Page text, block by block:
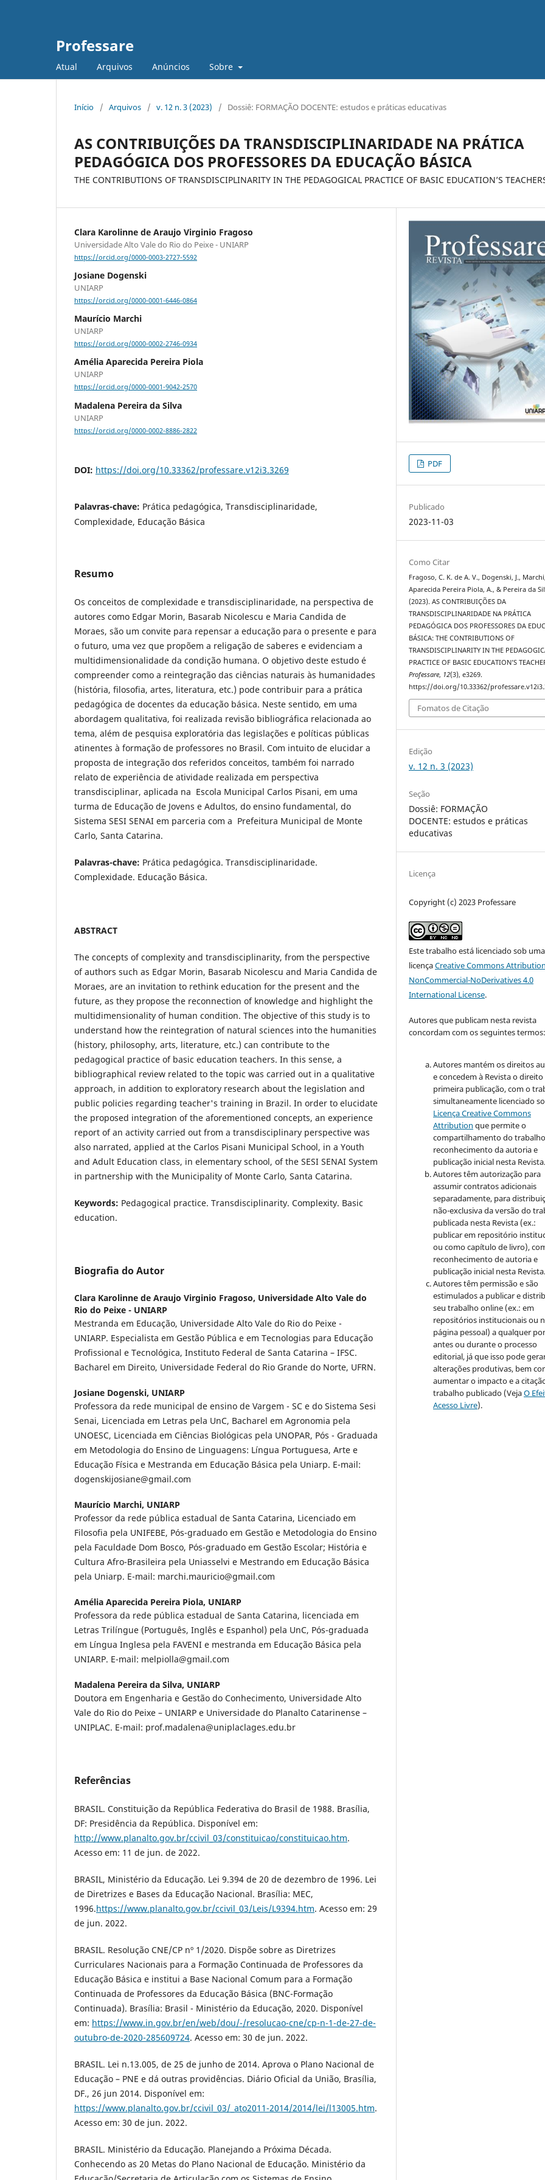
Professare
Atual Arquivos Anúncios Sobre
Início / Arquivos / v. 12 n. 3 (2023) / Dossiê: FORMAÇÃO DOCENTE: estudos e práticas educativas
AS CONTRIBUIÇÕES DA TRANSDISCIPLINARIDADE NA PRÁTICA
PEDAGÓGICA DOS PROFESSORES DA EDUCAÇÃO BÁSICA
THE CONTRIBUTIONS OF TRANSDISCIPLINARITY IN THE PEDAGOGICAL PRACTICE OF BASIC EDUCATION’S
Clara Karolinne de Araujo Virginio Fragoso
Universidade Alto Vale do Rio do Peixe - UNIARP
https://orcid.org/0000-0003-2727-5592
Josiane Dogenski
UNIARP
https://orcid.org/0000-0001-6446-0864
Maurício Marchi
UNIARP
https://orcid.org/0000-0002-2746-0934
Amélia Aparecida Pereira Piola
UNIARP
https://orcid.org/0000-0001-9042-2570
Madalena Pereira da Silva
UNIARP
https://orcid.org/0000-0002-8886-2822
DOI: https://doi.org/10.33362/professare.v12i3.3269
Palavras-chave: Prática pedagógica, Transdisciplinaridade,
Complexidade, Educação Básica
Resumo
Os conceitos de complexidade e transdisciplinaridade, na perspectiva de
autores como Edgar Morin, Basarab Nicolescu e Maria Candida de
Moraes, são um convite para repensar a educação para o presente e para
o futuro, uma vez que propõem a religação de saberes e evidenciam a
multidimensionalidade da condição humana. O objetivo deste estudo é
compreender como a reintegração das ciências naturais às humanidades
(história, filosofia, artes, literatura, etc.) pode contribuir para a prática
pedagógica de docentes da educação básica. Neste sentido, em uma
abordagem qualitativa, foi realizada revisão bibliográfica relacionada ao
tema, além de pesquisa exploratória das legislações e políticas públicas
atinentes à formação de professores no Brasil. Com intuito de elucidar a
proposta de integração dos referidos conceitos, também foi narrado
relato de experiência de atividade realizada em perspectiva
transdisciplinar, aplicada na Escola Municipal Carlos Pisani, em uma
turma de Educação de Jovens e Adultos, do ensino fundamental, do
Sistema SESI SENAI em parceria com a Prefeitura Municipal de Monte
Carlo, Santa Catarina.
Palavras-chave: Prática pedagógica. Transdisciplinaridade.
Complexidade. Educação Básica.
ABSTRACT
The concepts of complexity and transdisciplinarity, from the perspective
of authors such as Edgar Morin, Basarab Nicolescu and Maria Candida de
Moraes, are an invitation to rethink education for the present and the
future, as they propose the reconnection of knowledge and highlight the
multidimensionality of human condition. The objective of this study is to
understand how the reintegration of natural sciences into the humanities
(history, philosophy, arts, literature, etc.) can contribute to the
pedagogical practice of basic education teachers. In this sense, a
bibliographical review related to the topic was carried out in a qualitative
approach, in addition to exploratory research about the legislation and
public policies regarding teacher's training in Brazil. In order to elucidate
the proposed integration of the aforementioned concepts, an experience
report of an activity carried out from a transdisciplinary perspective was
also narrated, applied at the Carlos Pisani Municipal School, in a Youth
and Adult Education class, in elementary school, of the SESI SENAI System
in partnership with the Municipality of Monte Carlo, Santa Catarina.
Keywords: Pedagogical practice. Transdisciplinarity. Complexity. Basic
education.
Biografia do Autor
Clara Karolinne de Araujo Virginio Fragoso, Universidade Alto Vale do
Rio do Peixe - UNIARP
Mestranda em Educação, Universidade Alto Vale do Rio do Peixe -
UNIARP. Especialista em Gestão Pública e em Tecnologias para Educação
Profissional e Tecnológica, Instituto Federal de Santa Catarina – IFSC.
Bacharel em Direito, Universidade Federal do Rio Grande do Norte, UFRN.
Josiane Dogenski, UNIARP
Professora da rede municipal de ensino de Vargem - SC e do Sistema Sesi
Senai, Licenciada em Letras pela UnC, Bacharel em Agronomia pela
UNOESC, Licenciada em Ciências Biológicas pela UNOPAR, Pós - Graduada
em Metodologia do Ensino de Linguagens: Língua Portuguesa, Arte e
Educação Física e Mestranda em Educação Básica pela Uniarp. E-mail:
dogenskijosiane@gmail.com
Maurício Marchi, UNIARP
Professor da rede pública estadual de Santa Catarina, Licenciado em
Filosofia pela UNIFEBE, Pós-graduado em Gestão e Metodologia do Ensino
pela Faculdade Dom Bosco, Pós-graduado em Gestão Escolar; História e
Cultura Afro-Brasileira pela Uniasselvi e Mestrando em Educação Básica
pela Uniarp. E-mail: marchi.mauricio@gmail.com
Amélia Aparecida Pereira Piola, UNIARP
Professora da rede pública estadual de Santa Catarina, licenciada em
Letras Trilíngue (Português, Inglês e Espanhol) pela UnC, Pós-graduada
em Língua Inglesa pela FAVENI e mestranda em Educação Básica pela
UNIARP. E-mail: melpiolla@gmail.com
Madalena Pereira da Silva, UNIARP
Doutora em Engenharia e Gestão do Conhecimento, Universidade Alto
Vale do Rio do Peixe – UNIARP e Universidade do Planalto Catarinense –
UNIPLAC. E-mail: prof.madalena@uniplaclages.edu.br
Referências
BRASIL. Constituição da República Federativa do Brasil de 1988. Brasília,
DF: Presidência da República. Disponível em:
http://www.planalto.gov.br/ccivil_03/constituicao/constituicao.htm.
Acesso em: 11 de jun. de 2022.
BRASIL, Ministério da Educação. Lei 9.394 de 20 de dezembro de 1996. Lei
de Diretrizes e Bases da Educação Nacional. Brasília: MEC,
1996.https://www.planalto.gov.br/ccivil_03/Leis/L9394.htm. Acesso em: 29
de jun. 2022.
BRASIL. Resolução CNE/CP nº 1/2020. Dispõe sobre as Diretrizes
Curriculares Nacionais para a Formação Continuada de Professores da
Educação Básica e institui a Base Nacional Comum para a Formação
Continuada de Professores da Educação Básica (BNC-Formação
Continuada). Brasília: Brasil - Ministério da Educação, 2020. Disponível
em: https://www.in.gov.br/en/web/dou/-/resolucao-cne/cp-n-1-de-27-de-
outubro-de-2020-285609724. Acesso em: 30 de jun. 2022.
BRASIL. Lei n.13.005, de 25 de junho de 2014. Aprova o Plano Nacional de
Educação – PNE e dá outras providências. Diário Oficial da União, Brasília,
DF., 26 jun 2014. Disponível em:
https://www.planalto.gov.br/ccivil_03/_ato2011-2014/2014/lei/l13005.htm.
Acesso em: 30 de jun. 2022.
BRASIL. Ministério da Educação. Planejando a Próxima Década.
Conhecendo as 20 Metas do Plano Nacional de Educação. Ministério da
PDF
Publicado
2023-11-03
Como Citar
Fragoso, C. K. de A. V., Dogenski, J.,
Aparecida Pereira Piola, A., & Pereira da
(2023). AS CONTRIBUIÇÕES DA
TRANSDISCIPLINARIDADE NA PRÁTICA
PEDAGÓGICA DOS PROFESSORES DA
BÁSICA: THE CONTRIBUTIONS OF
TRANSDISCIPLINARITY IN THE
PRACTICE OF BASIC EDUCATION’S
Professare, 12(3), e3269.
https://doi.org/10.33362/
Fomatos de Citação
Edição
v. 12 n. 3 (2023)
Seção
Dossiê: FORMAÇÃO
DOCENTE: estudos e práticas
educativas
Licença
Copyright (c) 2023 Professare
Este trabalho está licenciado sob uma
licençaCreative Commons
NonCommercial-NoDerivatives 4.0
International License.
Autores que publicam nesta revista
concordam com os seguintes termos:
Autores mantém os direitos
e concedem à Revista o direito
primeira publicação, com o
simultaneamente licenciado
Licença Creative Commons
Attribution que permite o
compartilhamento do
reconhecimento da autoria e
publicação inicial nesta Revista.
Autores têm autorização para
assumir contratos adicionais
separadamente, para
não-exclusiva da versão do
publicada nesta Revista (ex.:
publicar em repositório
ou como capítulo de livro),
reconhecimento de autoria e
publicação inicial nesta Revista.
Autores têm permissão e são
estimulados a publicar e
seu trabalho online (ex.: em
repositórios institucionais ou
página pessoal) a qualquer
antes ou durante o processo
editorial, já que isso pode
alterações produtivas, bem
aumentar o impacto e a
trabalho publicado (VejaO
Acesso Livre).